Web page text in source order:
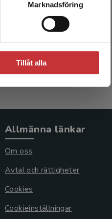
Marknadsföring
Tillåt alla
Allmänna länkar
Om oss
Avtal och rättigheter
Cookies
Cookieinställningar